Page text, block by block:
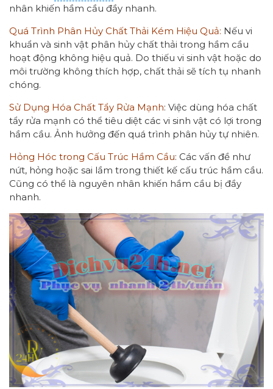
nhân khiến hầm cầu đầy nhanh.
Quá Trình Phân Hủy Chất Thải Kém Hiệu Quả: Nếu vi
khuẩn và sinh vật phân hủy chất thải trong hầm cầu
hoạt động không hiệu quả. Do thiếu vi sinh vật hoặc do
môi trường không thích hợp, chất thải sẽ tích tụ nhanh
chóng.
Sử Dụng Hóa Chất Tẩy Rửa Mạnh: Việc dùng hóa chất
tẩy rửa mạnh có thể tiêu diệt các vi sinh vật có lợi trong
hầm cầu. Ảnh hưởng đến quá trình phân hủy tự nhiên.
Hỏng Hóc trong Cấu Trúc Hầm Cầu: Các vấn đề như
nứt, hỏng hoặc sai lầm trong thiết kế cấu trúc hầm cầu.
Cũng có thể là nguyên nhân khiến hầm cầu bị đầy
nhanh.